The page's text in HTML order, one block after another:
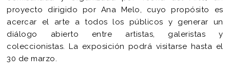
proyecto dirigido por Ana Melo, cuyo propósito es
acercar el arte a todos los públicos y generar un
diálogo abierto entre artistas, galeristas y
coleccionistas. La exposición podrá visitarse hasta el
30 de marzo.